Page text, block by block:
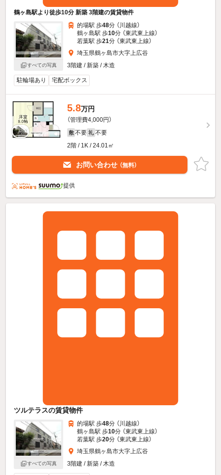
鶴ヶ島駅より徒歩10分 新築 3階建の賃貸物件
すべての写真
的場駅 歩48分 （川越線）
鶴ヶ島駅 歩10分 （東武東上線）
若葉駅 歩21分 （東武東上線）
埼玉県鶴ヶ島市大字上広谷
3階建 / 新築 / 木造
駐輪場あり 宅配ボックス
5.8万円
（管理費4,000円）
敷 不要 礼 不要
2階 / 1K / 24.01㎡
お問い合わせ （無料）
提供
ツルテラスの賃貸物件
すべての写真
的場駅 歩48分 （川越線）
鶴ヶ島駅 歩10分 （東武東上線）
若葉駅 歩20分 （東武東上線）
埼玉県鶴ヶ島市大字上広谷
3階建 / 新築 / 木造